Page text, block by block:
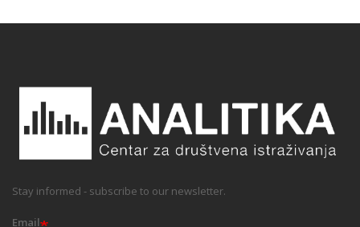
Stay informed - subscribe to our newsletter.
Email